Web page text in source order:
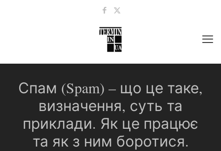
Спам (Spam) – що це таке,
визначення, суть та
приклади. Як це працює
та як з ним боротися.